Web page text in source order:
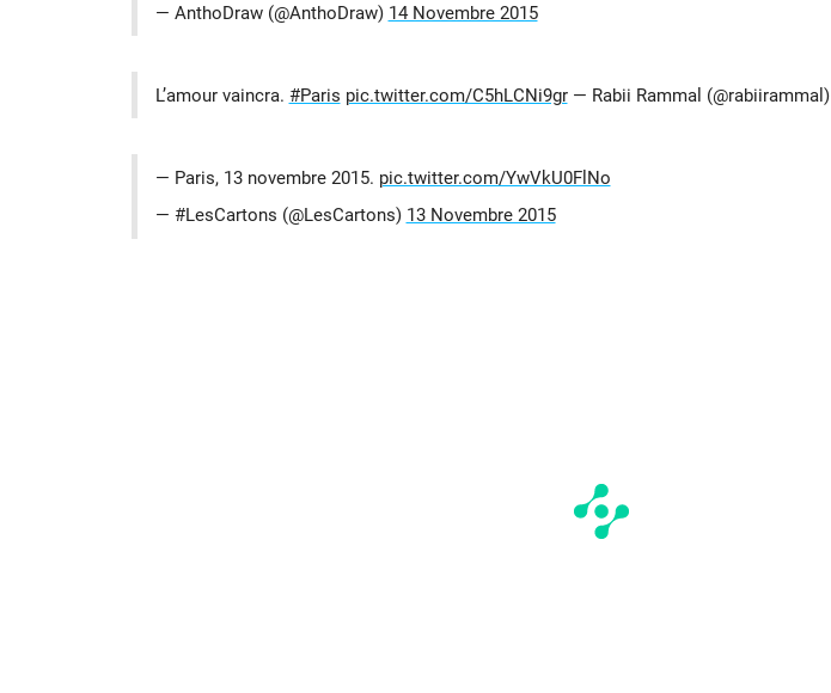
— AnthoDraw (@AnthoDraw) 14 Novembre 2015
L’amour vaincra. #Paris pic.twitter.com/C5hLCNi9gr— Rabii Rammal (@rabiirammal)
— Paris, 13 novembre 2015. pic.twitter.com/YwVkU0FlNo
— #LesCartons (@LesCartons) 13 Novembre 2015